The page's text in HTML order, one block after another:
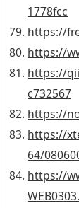
1778fcc
https://
https://
https://
c732567
https://
https://
64/
https://